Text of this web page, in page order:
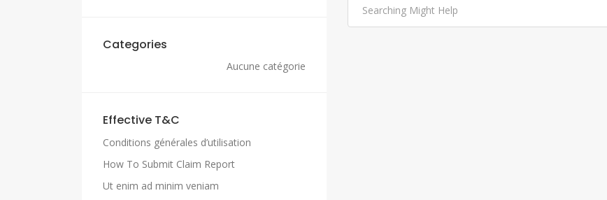
Categories
Aucune catégorie
Effective T&C
Conditions générales d’utilisation
How To Submit Claim Report
Ut enim ad minim veniam